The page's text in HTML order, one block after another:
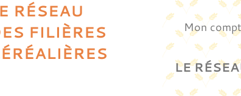
RÉSEAU
FILIÈRES
Mon
LE